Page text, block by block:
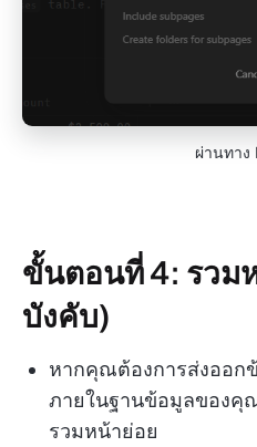
ผ่านทาง
ขั้นตอนที่ 4: รวม
บังคับ)
หากคุณต้องการส่งออก
ภายในฐานข้อมูลของคุ
รวมหน้าย่อย